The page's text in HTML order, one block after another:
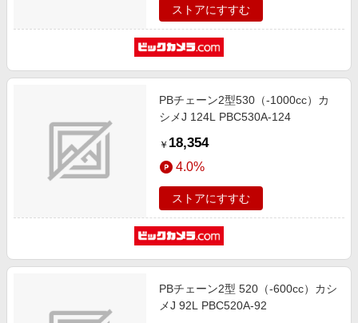
ストアにすすむ
PBチェーン2型530（-1000cc）カ
シメJ 124L PBC530A-124
￥ 18,354
4.0%
ストアにすすむ
PBチェーン2型 520（-600cc）カシ
メJ 92L PBC520A-92